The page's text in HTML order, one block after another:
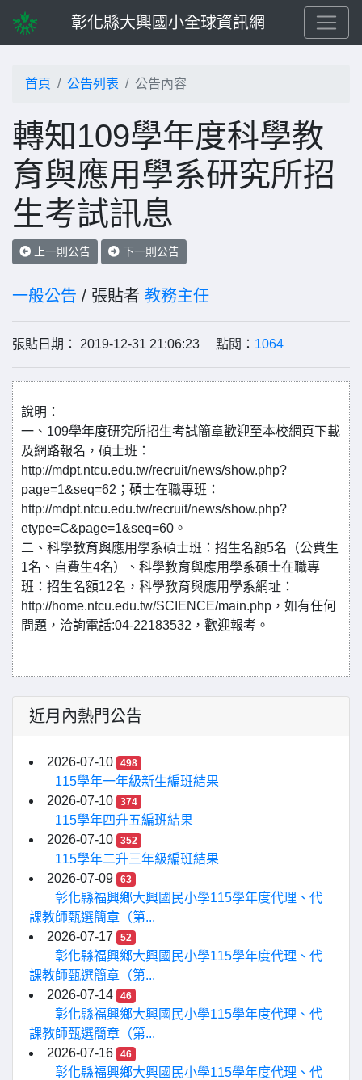
彰化縣大興國小全球資訊網
首頁 公告列表 公告內容
轉知109學年度科學教
育與應用學系研究所招
生考試訊息
上一則公告 下一則公告
一般公告 / 張貼者 教務主任
張貼日期： 2019-12-31 21:06:23 點閱： 1064
說明：
一、109學年度研究所招生考試簡章歡迎至本校網頁下載
及網路報名，碩士班：
http://mdpt.ntcu.edu.tw/recruit/news/show.php?
page=1&seq=62；碩士在職專班：
http://mdpt.ntcu.edu.tw/recruit/news/show.php?
etype=C&page=1&seq=60。
二、科學教育與應用學系碩士班：招生名額5名（公費生
1名、自費生4名）、科學教育與應用學系碩士在職專
班：招生名額12名，科學教育與應用學系網址：
http://home.ntcu.edu.tw/SCIENCE/main.php，如有任何
問題，洽詢電話:04-22183532，歡迎報考。
近月內熱門公告
2026-07-10 498
115學年一年級新生編班結果
2026-07-10
374
115學年四升五編班結果
2026-07-10
352
115學年二升三年級編班結果
2026-07-09
63
彰化縣福興鄉大興國民小學115學年度代理、代
課教師甄選簡章（第...
2026-07-17
52
彰化縣福興鄉大興國民小學115學年度代理、代
課教師甄選簡章（第...
2026-07-14
46
彰化縣福興鄉大興國民小學115學年度代理、代
課教師甄選簡章（第...
2026-07-16
46
彰化縣福興鄉大興國民小學115學年度代理、代